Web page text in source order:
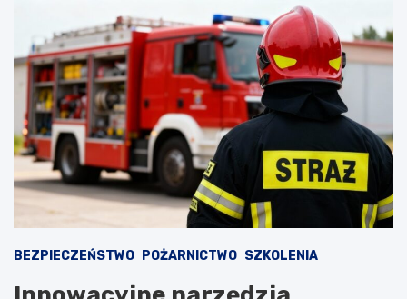
BEZPIECZEŃSTWO POŻARNICTWO SZKOLENIA